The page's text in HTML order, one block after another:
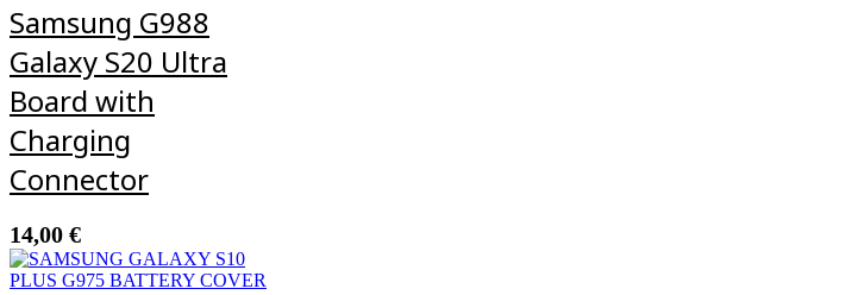
Samsung G988
Galaxy S20 Ultra
Board with
Charging
Connector
14,00 €